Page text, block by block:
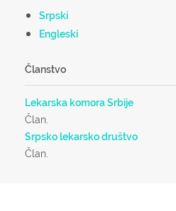
Srpski
Engleski
Članstvo
Lekarska komora Srbije
Član.
Srpsko lekarsko društvo
Član.